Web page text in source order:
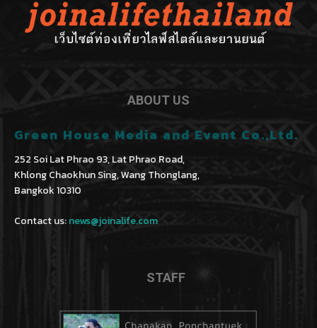
ABOUT US
Green House Media and Event Co.,Ltd.
252 Soi Lat Phrao 93, Lat Phrao Road,
Khlong Chaokhun Sing, Wang Thonglang,
Bangkok 10310
Contact us:news@joinalife.com
STAFF